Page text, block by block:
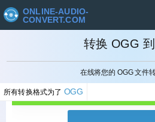
ONLINE-AUDIO-
CONVERT.COM
转换 OGG
在线将您的 OGG 文件
所有转换格式为了 OGG
取消